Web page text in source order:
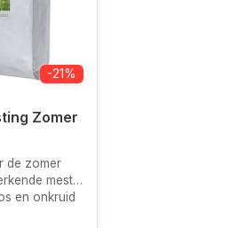
-21%
Zomer
de zomer
meststof
en onkruid